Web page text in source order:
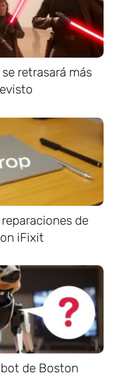
retrasará más
de
iFixit
de Boston